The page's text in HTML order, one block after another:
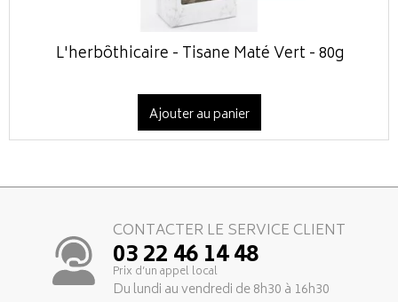
L'herbôthicaire - Tisane Maté Vert - 80g
Ajouter au panier
CONTACTER LE SERVICE CLIENT
03 22 46 14 48
Prix d’un appel local
Du lundi au vendredi de 8h30 à 16h30